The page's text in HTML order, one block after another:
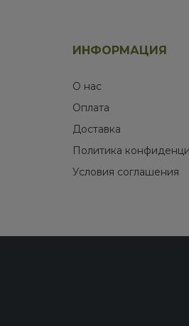
ИНФОРМАЦИЯ
О нас
Оплата
Доставка
Политика
Условия соглашения